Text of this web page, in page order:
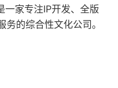
一家专注IP开发、全版
的综合性文化公司。